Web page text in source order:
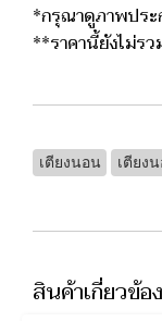
*กรุณาดูภาพประ
**ราคานี้ยังไม่ร
เตียงนอน เตียง
สินค้าเกี่ยวข้อง